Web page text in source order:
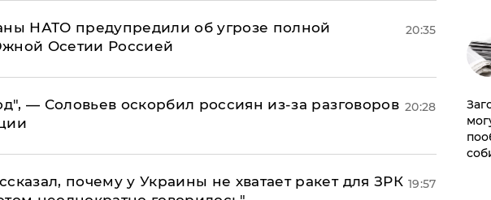
НАТО предупредили об угрозе полной
Осетии Россией
20:35
— Соловьев оскорбил россиян из-за разговоров 20:28
почему у Украины не хватает ракет для ЗРК 19:57